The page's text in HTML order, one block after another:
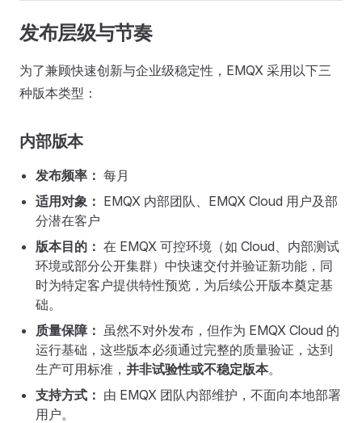
发布层级与节奏
为了兼顾快速创新与企业级稳定性，EMQX 采用以下三
种版本类型：
内部版本
发布频率： 每月
适用对象： EMQX 内部团队、EMQX Cloud 用户及部
分潜在客户
版本目的： 在 EMQX 可控环境（如 Cloud、内部测试
环境或部分公开集群）中快速交付并验证新功能，同
时为特定客户提供特性预览，为后续公开版本奠定基
础。
质量保障： 虽然不对外发布，但作为 EMQX Cloud 的
运行基础，这些版本必须通过完整的质量验证，达到
生产可用标准， 并非试验性或不稳定版本。
支持方式： 由 EMQX 团队内部维护，不面向本地部署
用户。